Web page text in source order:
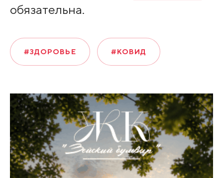
обязательна.
#ЗДОРОВЬЕ #КОВИД